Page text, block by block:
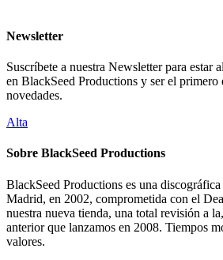
Newsletter
Suscríbete a nuestra Newsletter para estar
en BlackSeed Productions y ser el primero
novedades.
Alta
Sobre BlackSeed Productions
BlackSeed Productions es una
Madrid, en 2002, comprometida con el
nuestra nueva tienda, una total revisión a
anterior que lanzamos en 2008. Tiempos
valores.